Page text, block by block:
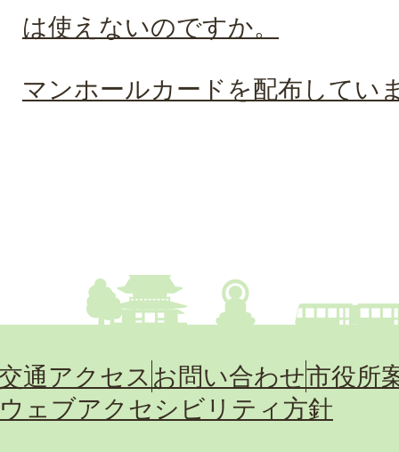
は使えないのですか。
マンホールカードを配布してい
通アクセス お問い合わせ市役所
ウェブアクセシビリティ方針